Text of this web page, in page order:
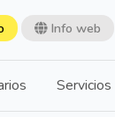
Info web
Servicios